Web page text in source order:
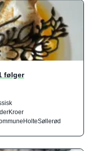
følger
Kroer
HolteSøllerød